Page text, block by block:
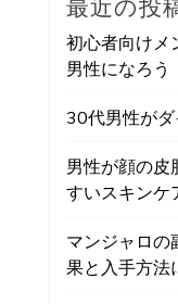
最近の投
初心者向けメ
男性になろう
30代男性がダ
男性が顔の皮
すいスキンケ
マンジャロの
果と入手方法